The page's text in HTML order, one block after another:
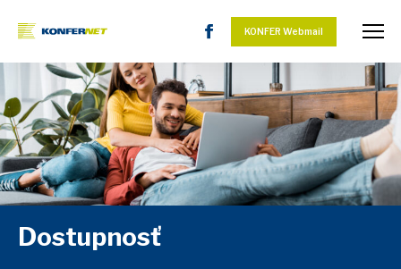
KONFER Webmail
Dostupnosť